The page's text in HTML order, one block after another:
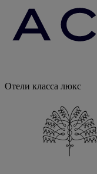
Отели класса люкс